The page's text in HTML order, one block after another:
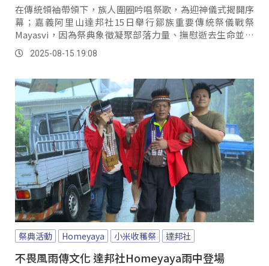
在傳統領袖帶領下，族人圍圈吟唱祭歌，為迎神儀式揭開序
幕；嘉義阿里山達邦社15日舉行鄒族重要傳統祭儀戰祭
Mayasvi，因為祭典象徵凝聚部落力量、撫慰逝去生命並感
念戰神庇佑，過程也顯得莊嚴神聖。
2025-08-15 19:08
祭典活動 Homeyaya 小米收穫祭 達邦社
不畏風雨傳文化 達邦社Homeyaya雨中登場